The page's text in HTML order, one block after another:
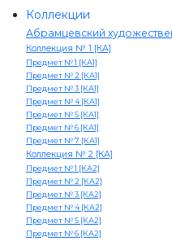
Коллекции
Абрамцевский
Коллекция № 1 [КА]
Предмет № 1 [КА1]
Предмет № 2 [КА1]
Предмет № 3 [КА1]
Предмет № 4 [КА1]
Предмет № 5 [КА1]
Предмет № 6 [КА1]
Предмет № 7 [КА1]
Коллекция № 2 [КА]
Предмет № 1 [КА2]
Предмет № 2 [КА2]
Предмет № 3 [КА2]
Предмет № 4 [КА2]
Предмет № 5 [КА2]
Предмет № 6 [КА2]